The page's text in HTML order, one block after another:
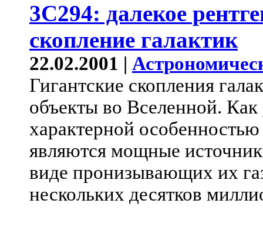
3C294: далекое
скопление галактик
22.02.2001 |
Гигантские скопления
объекты во Вселенной.
характерной
являются мощные
виде пронизывающих их
нескольких десятков